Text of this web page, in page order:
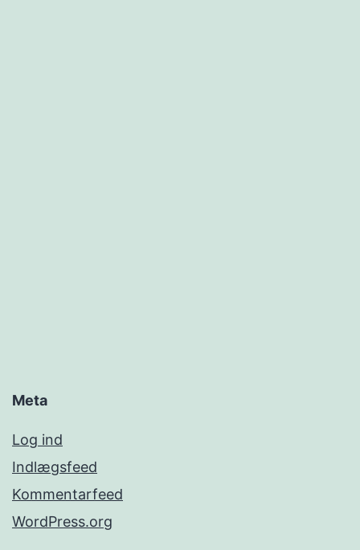
Meta
Log ind
Indlægsfeed
Kommentarfeed
WordPress.org